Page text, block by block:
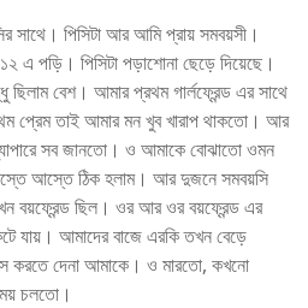
সাথে। পিসিটা আর আমি প্রায় সমবয়সী।
এ পড়ি। পিসিটা পড়াশোনা ছেড়ে দিয়েছে।
বেশ। আমার প্রথম গার্লফ্রেন্ড এর সাথে
প্রেম তাই আমার মন খুব খারাপ থাকতো। আর
সব জানতো। ও আমাকে বোঝাতো ওমন
আস্তে ঠিক হলাম। আর দুজনে সমবয়সি
বয়ফ্রেন্ড ছিল। ওর আর ওর বয়ফ্রেন্ড এর
যায়। আমাদের বাজে এরকি তখন বেড়ে
করতে দেনা আমাকে। ও মারতো, কখনো
চলতো।